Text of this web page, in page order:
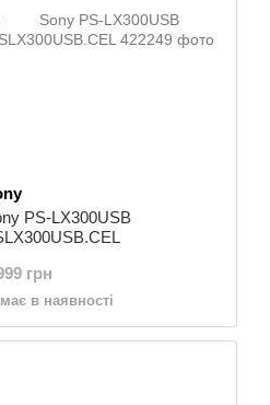
PS-LX300USB
грн
в наявності